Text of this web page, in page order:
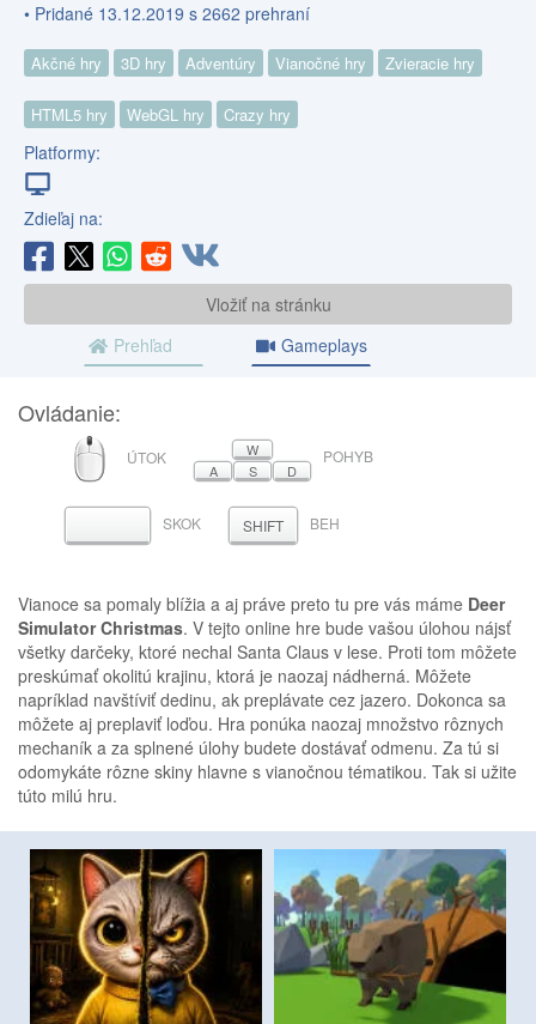
• Pridané 13.12.2019 s 2662 prehraní
Akčné hry 3D hry Adventúry Vianočné hry Zvieracie hry
HTML5 hry WebGL hry Crazy hry
Platformy:
Zdieľaj na:
Vložiť na stránku
Prehľad
Gameplays
Ovládanie:
MYŠ
ÚTOK
W
A
S D
POHYB
MEDZERNÍK
SKOK SHIFT BEH
Vianoce sa pomaly blížia a aj práve preto tu pre vás máme Deer
Simulator Christmas. V tejto online hre bude vašou úlohou nájsť
všetky darčeky, ktoré nechal Santa Claus v lese. Proti tom môžete
preskúmať okolitú krajinu, ktorá je naozaj nádherná. Môžete
napríklad navštíviť dedinu, ak preplávate cez jazero. Dokonca sa
môžete aj preplaviť loďou. Hra ponúka naozaj množstvo rôznych
mechaník a za splnené úlohy budete dostávať odmenu. Za tú si
odomykáte rôzne skiny hlavne s vianočnou tématikou. Tak si užite
túto milú hru.